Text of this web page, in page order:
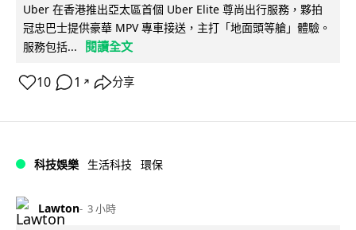
Uber 在香港推出亞太區首個 Uber Elite 尊尚出行服務，夥拍
冠忠巴士提供豪華 MPV 專車接送，主打「地面頭等艙」體驗。
服務包括...
閱讀全文
10 1 ↗ 分享
科技娛樂 生活科技 環保
Lawton 3 小時